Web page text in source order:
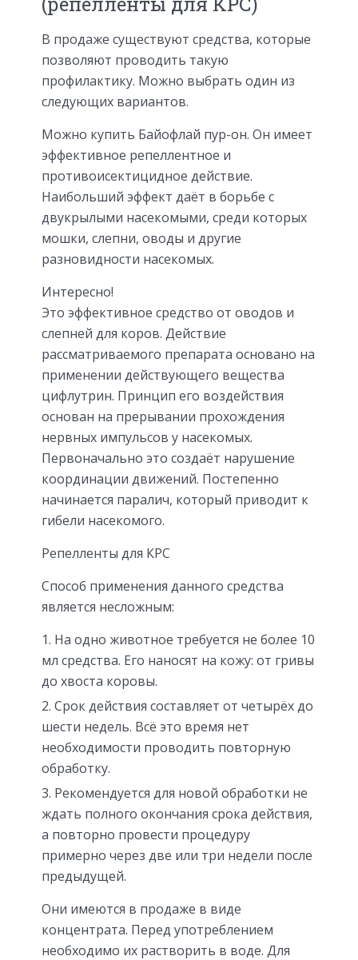
В продаже существуют средства, которые
позволяют проводить такую
профилактику. Можно выбрать один из
следующих вариантов.
Можно купить Байофлай пур-он. Он имеет
эффективное репеллентное и
противоисектицидное действие.
Наибольший эффект даёт в борьбе с
двукрылыми насекомыми, среди которых
мошки, слепни, оводы и другие
разновидности насекомых.
Интересно!
Это эффективное средство от оводов и
слепней для коров. Действие
рассматриваемого препарата основано на
применении действующего вещества
цифлутрин. Принцип его воздействия
основан на прерывании прохождения
нервных импульсов у насекомых.
Первоначально это создаёт нарушение
координации движений. Постепенно
начинается паралич, который приводит к
гибели насекомого.
Репелленты для КРС
Способ применения данного средства
является несложным:
На одно животное требуется не более 10
мл средства. Его наносят на кожу: от гривы
до хвоста коровы.
Срок действия составляет от четырёх до
шести недель. Всё это время нет
необходимости проводить повторную
обработку.
Рекомендуется для новой обработки не
ждать полного окончания срока действия,
а повторно провести процедуру
примерно через две или три недели после
предыдущей.
Они имеются в продаже в виде
концентрата. Перед употреблением
необходимо их растворить в воде. Для